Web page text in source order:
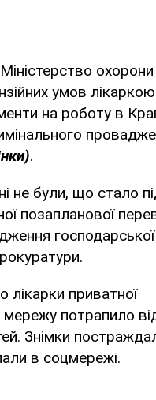
умов лікаркою
на роботу в
.
не були, що стало
позапланової
господарської
лікарки приватної
мережу потрапило
Знімки
в соцмережі.